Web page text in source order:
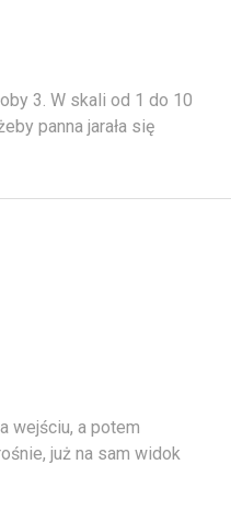
3. W skali od 1 do 10
panna jarała się
wejściu, a potem
już na sam widok